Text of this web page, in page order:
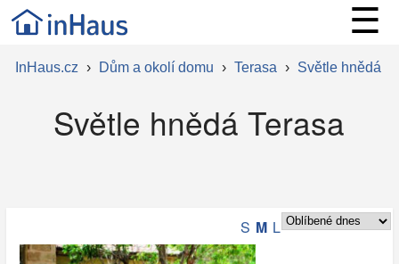
☰
InHaus.cz › Dům a okolí domu › Terasa › Světle hnědá
Světle hnědá Terasa
S M L